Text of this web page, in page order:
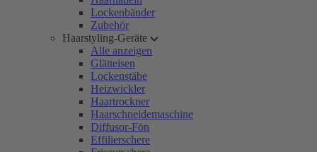
Lockenbänder
Zubehör
Haarstyling-Geräte
Alle anzeigen
Glätteisen
Lockenstäbe
Heizwickler
Haartrockner
Haarschneidemaschine
Diffusor-Fön
Effilierschere